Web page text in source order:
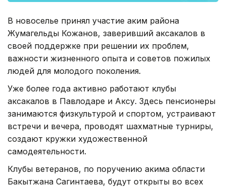
В новоселье принял участие аким района
Жумагельды Кожанов, заверивший аксакалов в
своей поддержке при решении их проблем,
важности жизненного опыта и советов пожилых
людей для молодого поколения.
Уже более года активно работают клубы
аксакалов в Павлодаре и Аксу. Здесь пенсионеры
занимаются физкультурой и спортом, устраивают
встречи и вечера, проводят шахматные турниры,
создают кружки художественной
самодеятельности.
Клубы ветеранов, по поручению акима области
Бакытжана Сагинтаева, будут открыты во всех